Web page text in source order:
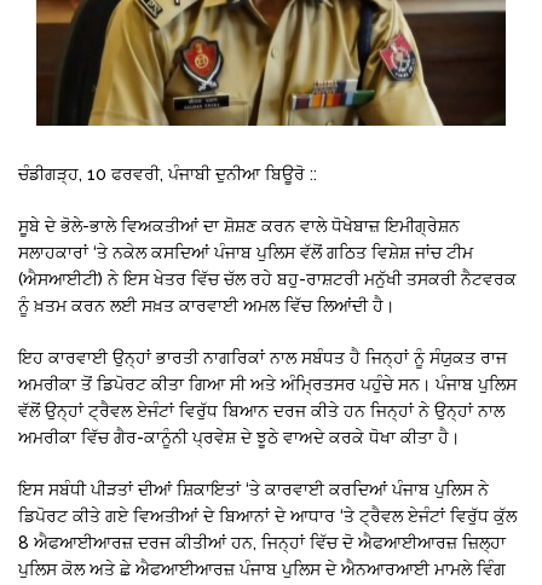
ਚੰਡੀਗੜ੍ਹ, 10 ਫਰਵਰੀ, ਪੰਜਾਬੀ ਦੁਨੀਆ ਬਿਊਰੋ ::
ਸੂਬੇ ਦੇ ਭੋਲੇ-ਭਾਲੇ ਵਿਅਕਤੀਆਂ ਦਾ ਸ਼ੋਸ਼ਣ ਕਰਨ ਵਾਲੇ ਧੋਖੇਬਾਜ਼ ਇਮੀਗ੍ਰੇਸ਼ਨ
ਸਲਾਹਕਾਰਾਂ ‘ਤੇ ਨਕੇਲ ਕਸਦਿਆਂ ਪੰਜਾਬ ਪੁਲਿਸ ਵੱਲੋਂ ਗਠਿਤ ਵਿਸ਼ੇਸ਼ ਜਾਂਚ ਟੀਮ
(ਐਸਆਈਟੀ) ਨੇ ਇਸ ਖੇਤਰ ਵਿੱਚ ਚੱਲ ਰਹੇ ਬਹੁ-ਰਾਸ਼ਟਰੀ ਮਨੁੱਖੀ ਤਸਕਰੀ ਨੈਟਵਰਕ
ਨੂੰ ਖ਼ਤਮ ਕਰਨ ਲਈ ਸਖ਼ਤ ਕਾਰਵਾਈ ਅਮਲ ਵਿੱਚ ਲਿਆਂਦੀ ਹੈ।
ਇਹ ਕਾਰਵਾਈ ਉਨ੍ਹਾਂ ਭਾਰਤੀ ਨਾਗਰਿਕਾਂ ਨਾਲ ਸਬੰਧਤ ਹੈ ਜਿਨ੍ਹਾਂ ਨੂੰ ਸੰਯੁਕਤ ਰਾਜ
ਅਮਰੀਕਾ ਤੋਂ ਡਿਪੋਰਟ ਕੀਤਾ ਗਿਆ ਸੀ ਅਤੇ ਅੰਮ੍ਰਿਤਸਰ ਪਹੁੰਚੇ ਸਨ। ਪੰਜਾਬ ਪੁਲਿਸ
ਵੱਲੋਂ ਉਨ੍ਹਾਂ ਟ੍ਰੈਵਲ ਏਜੰਟਾਂ ਵਿਰੁੱਧ ਬਿਆਨ ਦਰਜ ਕੀਤੇ ਹਨ ਜਿਨ੍ਹਾਂ ਨੇ ਉਨ੍ਹਾਂ ਨਾਲ
ਅਮਰੀਕਾ ਵਿੱਚ ਗੈਰ-ਕਾਨੂੰਨੀ ਪ੍ਰਵੇਸ਼ ਦੇ ਝੂਠੇ ਵਾਅਦੇ ਕਰਕੇ ਧੋਖਾ ਕੀਤਾ ਹੈ।
ਇਸ ਸਬੰਧੀ ਪੀੜਤਾਂ ਦੀਆਂ ਸ਼ਿਕਾਇਤਾਂ ‘ਤੇ ਕਾਰਵਾਈ ਕਰਦਿਆਂ ਪੰਜਾਬ ਪੁਲਿਸ ਨੇ
ਡਿਪੋਰਟ ਕੀਤੇ ਗਏ ਵਿਅਤੀਆਂ ਦੇ ਬਿਆਨਾਂ ਦੇ ਆਧਾਰ ‘ਤੇ ਟ੍ਰੈਵਲ ਏਜੰਟਾਂ ਵਿਰੁੱਧ ਕੁੱਲ
8 ਐਫਆਈਆਰਜ਼ ਦਰਜ ਕੀਤੀਆਂ ਹਨ, ਜਿਨ੍ਹਾਂ ਵਿੱਚ ਦੋ ਐਫਆਈਆਰਜ਼ ਜ਼ਿਲ੍ਹਾ
ਪੁਲਿਸ ਕੋਲ ਅਤੇ ਛੇ ਐਫਆਈਆਰਜ਼ ਪੰਜਾਬ ਪੁਲਿਸ ਦੇ ਐਨਆਰਆਈ ਮਾਮਲੇ ਵਿੰਗ